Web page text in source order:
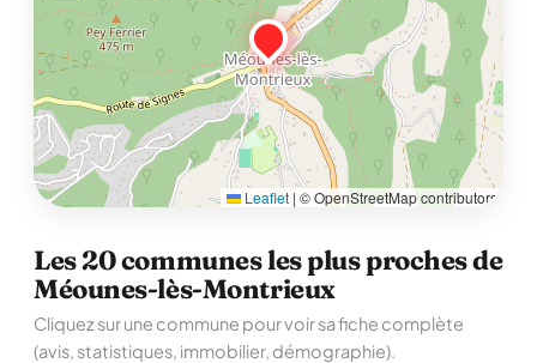
Leaflet | © OpenStreetMap contributors
Les 20 communes les plus proches de
Méounes-lès-Montrieux
Cliquez sur une commune pour voir sa fiche complète
(avis, statistiques, immobilier, démographie).